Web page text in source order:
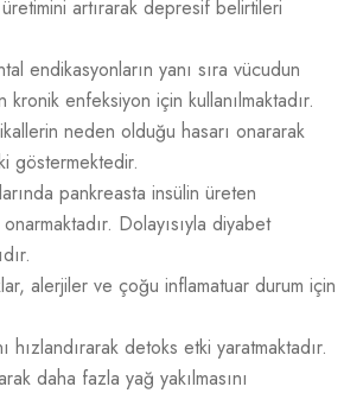
artırarak depresif belirtileri
endikasyonların yanı sıra vücudun
kronik enfeksiyon için kullanılmaktadır.
neden olduğu hasarı onararak
göstermektedir.
pankreasta insülin üreten
Dolayısıyla diyabet
alerjiler ve çoğu inflamatuar durum için
hızlandırarak detoks etki yaratmaktadır.
daha fazla yağ yakılmasını